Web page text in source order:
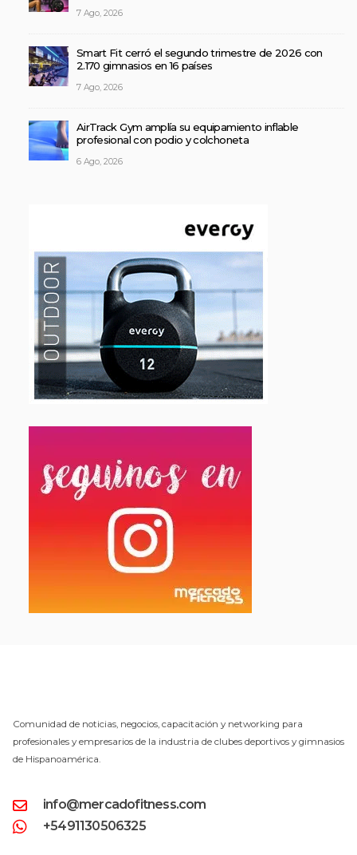
7 Ago, 2026
Smart Fit cerró el segundo trimestre de 2026 con
2.170 gimnasios en 16 países
7 Ago, 2026
AirTrack Gym amplía su equipamiento inflable
profesional con podio y colchoneta
6 Ago, 2026
Comunidad de noticias, negocios, capacitación y networking para
profesionales y empresarios de la industria de clubes deportivos y gimnasios
de Hispanoamérica.
info@mercadofitness.com
+5491130506325